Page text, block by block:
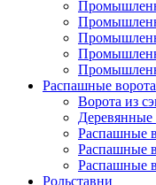
Распашные ворота
Ворота из
Деревянные
Распашные
Распашные
Распашные
Рольставни